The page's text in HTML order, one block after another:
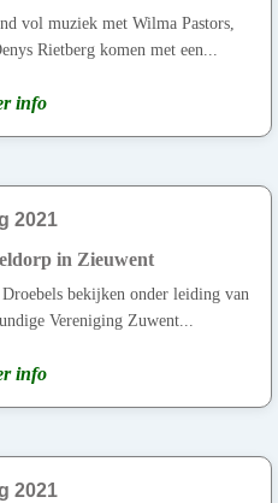
vol muziek met Wilma Pastors,
Rietberg komen met een...
info
2021
in Zieuwent
bekijken onder leiding van
Vereniging Zuwent...
info
2021